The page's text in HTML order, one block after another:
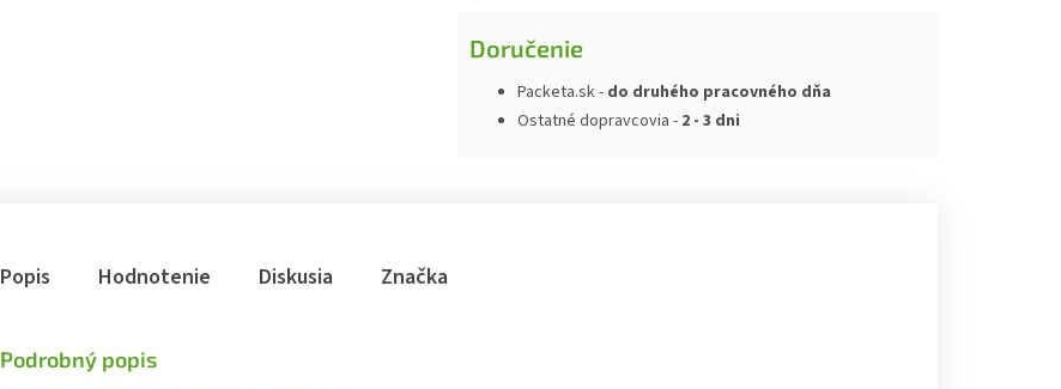
Doručenie
Packeta.sk - do druhého pracovného dňa
Ostatné dopravcovia - 2 - 3 dni
Popis Hodnotenie Diskusia Značka
Podrobný popis